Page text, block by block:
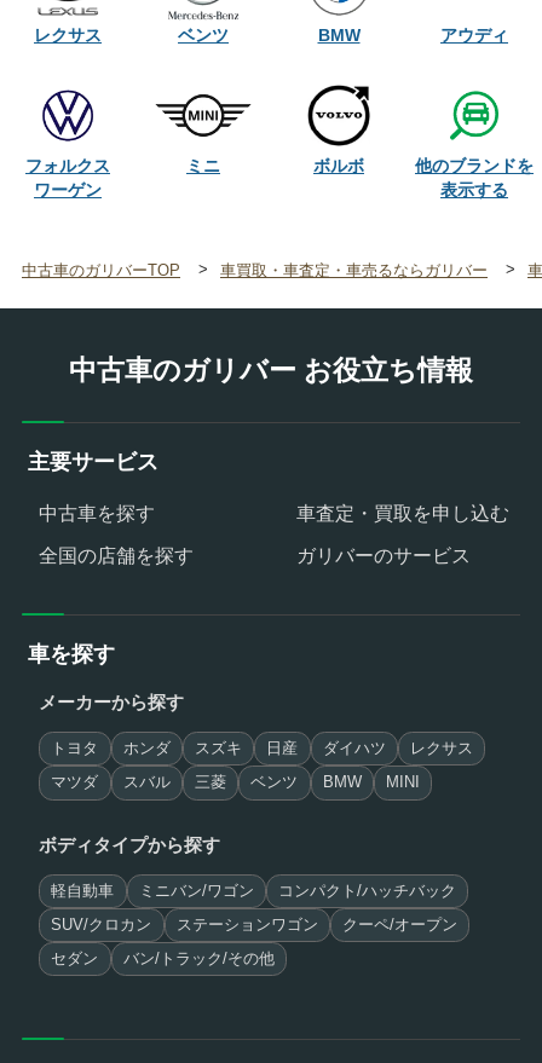
レクサス ベンツ BMW アウディ
フォルクス
ワーゲン
ミニ ボルボ 他のブランドを
中古車のガリバーTOP 車買取・車査定・車売るならガリバー
中古車のガリバー お役立ち情報
主要サービス
中古車を探す
車査定・買取を申し込む
全国の店舗を探す
ガリバーのサービス
車を探す
メーカーから探す
トヨタ ホンダ スズキ 日産 ダイハツ レクサス
マツダ スバル 三菱 ベンツ BMW MINI
ボディタイプから探す
軽自動車 ミニバン/ワゴン コンパクト/ハッチバック
SUV/クロカン ステーションワゴン クーペ/オープン
セダン バン/トラック/その他